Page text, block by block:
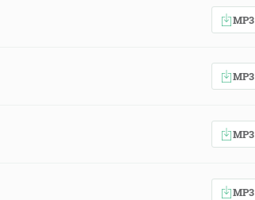
MP3
MP3
MP3
MP3